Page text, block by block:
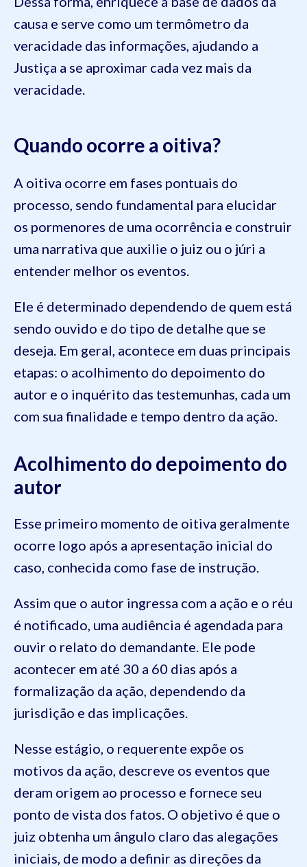
causa e serve como um termômetro da
veracidade das informações, ajudando a
Justiça a se aproximar cada vez mais da
veracidade.
Quando ocorre a oitiva?
A oitiva ocorre em fases pontuais do
processo, sendo fundamental para elucidar
os pormenores de uma ocorrência e construir
uma narrativa que auxilie o juiz ou o júri a
entender melhor os eventos.
Ele é determinado dependendo de quem está
sendo ouvido e do tipo de detalhe que se
deseja. Em geral, acontece em duas principais
etapas: o acolhimento do depoimento do
autor e o inquérito das testemunhas, cada um
com sua finalidade e tempo dentro da ação.
Acolhimento do depoimento do
autor
Esse primeiro momento de oitiva geralmente
ocorre logo após a apresentação inicial do
caso, conhecida como fase de instrução.
Assim que o autor ingressa com a ação e o réu
é notificado, uma audiência é agendada para
ouvir o relato do demandante. Ele pode
acontecer em até 30 a 60 dias após a
formalização da ação, dependendo da
jurisdição e das implicações.
Nesse estágio, o requerente expõe os
motivos da ação, descreve os eventos que
deram origem ao processo e fornece seu
ponto de vista dos fatos. O objetivo é que o
juiz obtenha um ângulo claro das alegações
iniciais, de modo a definir as direções da